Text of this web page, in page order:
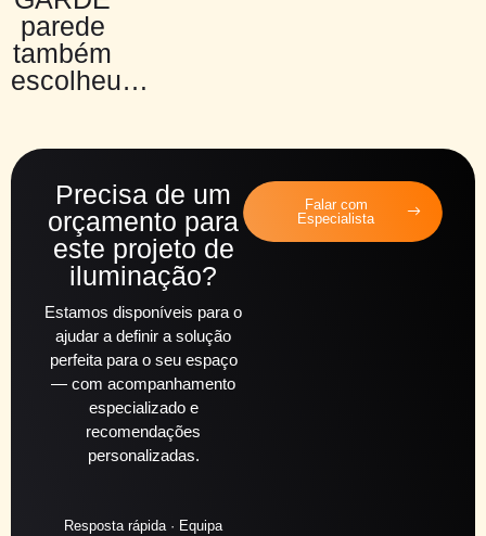
parede
também
escolheu…
Precisa de um
orçamento para
este projeto de
iluminação?
Estamos disponíveis para o
ajudar a definir a solução
perfeita para o seu espaço
— com acompanhamento
especializado e
recomendações
personalizadas.
Resposta rápida · Equipa
Falar com
Especialista